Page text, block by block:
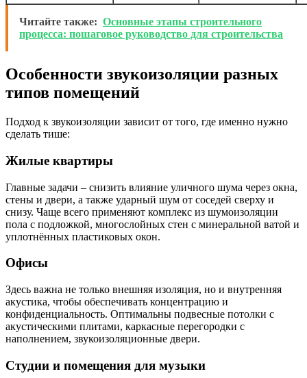
Читайте также: Основные этапы строительного
процесса: пошаговое руководство для строительства
Особенности звукоизоляции разных
типов помещений
Подход к звукоизоляции зависит от того, где именно нужно
сделать тише:
Жилые квартиры
Главные задачи – снизить влияние уличного шума через окна,
стены и двери, а также ударный шум от соседей сверху и
снизу. Чаще всего применяют комплекс из шумоизоляции
пола с подложкой, многослойных стен с минеральной ватой и
уплотнённых пластиковых окон.
Офисы
Здесь важна не только внешняя изоляция, но и внутренняя
акустика, чтобы обеспечивать концентрацию и
конфиденциальность. Оптимальны подвесные потолки с
акустическими плитами, каркасные перегородки с
наполнением, звукоизоляционные двери.
Студии и помещения для музыки